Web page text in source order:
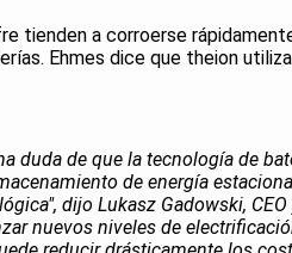
tienden a corroerse
Ehmes dice que theion
duda de que la tecnología de
de energía
dijo Lukasz Gadowski,
nuevos niveles de